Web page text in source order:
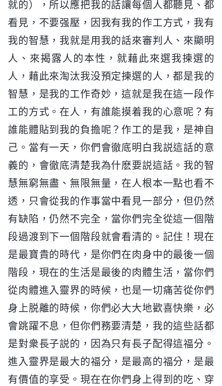
就的），所以應把我的話讓每個人都聽見、都
看見，不要强壓，因我有我的作工方式，我有
我的智慧，我就是用我的話來審判人、來顯明
人、來揭露人的本性，就藉此來選我揀選的
人，藉此來淘汰我没預定揀選的人，都是我的
智慧，是我的工作奇妙，這就是我在這一段作
工的方式。在人，有誰能摸着我的心意呢？有
誰能體貼到我的負擔呢？作工的是我，是神自
己。當有一天，你們會徹底明白我説這話的意
義的，會徹底清楚我為什麽要説這話。我的智
慧無窮無盡、無限無量，在人根本一點也看不
透，只會從我的作事當中看見一部分，但仍然
有缺陷，仍然不完全，當你們完全從這一個階
段過渡到下一個階段就會看清的。記住！現在
是最寶貴的時代，是你們在肉身中的最後一個
階段，現在的生活是最後的肉體生活，當你們
從肉體進入靈界的時候，也是一切痛苦從你們
身上脱離的時候，你們必大大地歡喜快樂，必
會跳躍不息，但你們務要清楚，我的這些話都
是對衆長子説的，因為只有長子配得這福分。
進入靈界是最大的福分，是最高的福分，是最
有價值的享受。現在在你們身上得到的吃、穿